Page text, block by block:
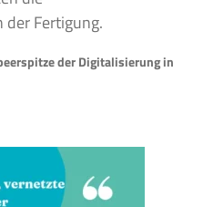
Fertigung.
der Digitalisierung in